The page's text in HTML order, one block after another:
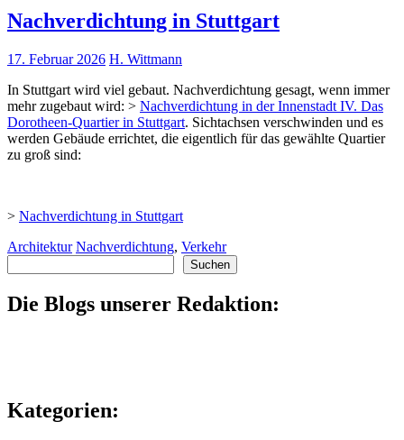
Nachverdichtung in Stuttgart
17. Februar 2026 H. Wittmann
In Stuttgart wird viel gebaut. Nachverdichtung gesagt, wenn immer
mehr zugebaut wird: > Nachverdichtung in der Innenstadt IV. Das
Dorotheen-Quartier in Stuttgart. Sichtachsen verschwinden und es
werden Gebäude errichtet, die eigentlich für das gewählte Quartier
zu groß sind:
> Nachverdichtung in Stuttgart
Architektur Nachverdichtung, Verkehr
Suchen
Die Blogs unserer Redaktion:
Kategorien: